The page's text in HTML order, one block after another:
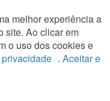
melhor experiência a
site. Ao clicar em
o uso dos cookies e
. Aceitar e